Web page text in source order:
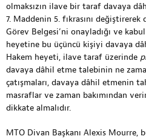
olmaksızın ilave bir taraf davaya
7. Maddenin 5. fıkrasını
Görev Belgesi’ni onayladığı ve
heyetine bu üçüncü kişiyi davaya
Hakem heyeti, ilave taraf üzerinde
davaya dâhil etme talebinin ne
çatışmaları, davaya dâhil etmenin
masraflar ve zaman bakımından
dikkate almalıdır.
MTO Divan Başkanı Alexis Mourre,